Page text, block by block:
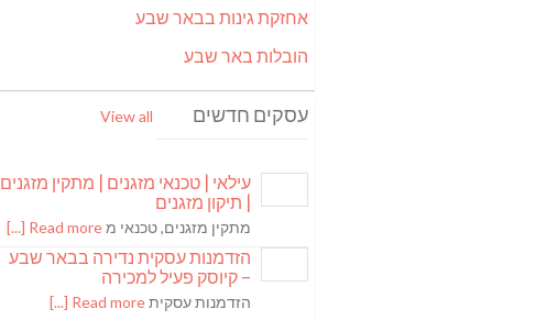
אחזקת גינות בבאר שבע
הובלות באר שבע
עסקים חדשים View all
עילאי | טכנאי מזגנים | מתקין מזגנים
| תיקון מזגנים
מתקין מזגנים, טכנאי מRead more [...]
הזדמנות עסקית נדירה בבאר שבע
– קיוסק פעיל למכירה
הזדמנות עסקיתRead more [...]